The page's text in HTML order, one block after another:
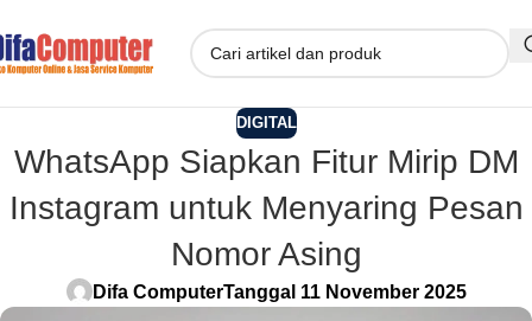
DIGITAL
WhatsApp Siapkan Fitur Mirip DM
Instagram untuk Menyaring Pesan
Nomor Asing
Difa ComputerTanggal 11 November 2025